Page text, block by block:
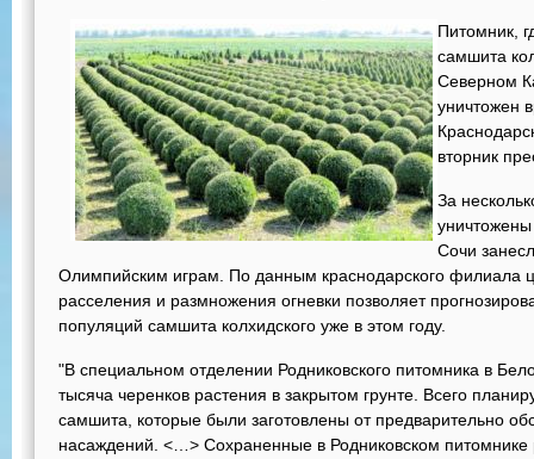
Питомник,
самшита
Северном
уничтожен
вторник
За
Сочи
Олимпийским играм. По данным краснодарского филиала
расселения и размножения огневки позволяет
популяций самшита колхидского уже в этом году.
"В специальном отделении Родниковского питомника в
тысяча черенков растения в закрытом грунте. Всего
самшита, которые были заготовлены от предварительно
насаждений. <…> Сохраненные в Родниковском питомнике